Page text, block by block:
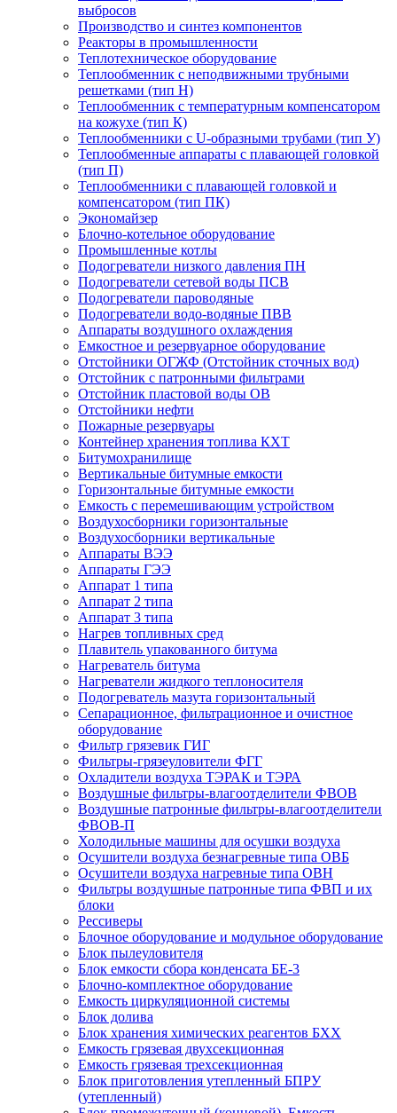
выбросов
Производство и синтез компонентов
Реакторы в промышленности
Теплотехническое оборудование
Теплообменник с неподвижными трубными
решетками (тип Н)
Теплообменник с температурным компенсатором
на кожухе (тип К)
Теплообменники с U-образными трубами (тип У)
Теплообменные аппараты с плавающей головкой
(тип П)
Теплообменники с плавающей головкой и
компенсатором (тип ПК)
Экономайзер
Блочно-котельное оборудование
Промышленные котлы
Подогреватели низкого давления ПН
Подогреватели сетевой воды ПСВ
Подогреватели пароводяные
Подогреватели водо-водяные ПВВ
Аппараты воздушного охлаждения
Емкостное и резервуарное оборудование
Отстойники ОГЖФ (Отстойник сточных вод)
Отстойник с патронными фильтрами
Отстойник пластовой воды ОВ
Отстойники нефти
Пожарные резервуары
Контейнер хранения топлива КХТ
Битумохранилище
Вертикальные битумные емкости
Горизонтальные битумные емкости
Емкость с перемешивающим устройством
Воздухосборники горизонтальные
Воздухосборники вертикальные
Аппараты ВЭЭ
Аппараты ГЭЭ
Аппарат 1 типа
Аппарат 2 типа
Аппарат 3 типа
Нагрев топливных сред
Плавитель упакованного битума
Нагреватель битума
Нагреватели жидкого теплоносителя
Подогреватель мазута горизонтальный
Сепарационное, фильтрационное и очистное
оборудование
Фильтр грязевик ГИГ
Фильтры-грязеуловители ФГГ
Охладители воздуха ТЭРАК и ТЭРА
Воздушные фильтры-влагоотделители ФВОВ
Воздушные патронные фильтры-влагоотделители
ФВОВ-П
Холодильные машины для осушки воздуха
Осушители воздуха безнагревные типа ОВБ
Осушители воздуха нагревные типа ОВН
Фильтры воздушные патронные типа ФВП и их
блоки
Рессиверы
Блочное оборудование и модульное оборудование
Блок пылеуловителя
Блок емкости сбора конденсата БЕ-3
Блочно-комплектное оборудование
Емкость циркуляционной системы
Блок долива
Блок хранения химических реагентов БХХ
Емкость грязевая двухсекционная
Емкость грязевая трехсекционная
Блок приготовления утепленный БПРУ
(утепленный)